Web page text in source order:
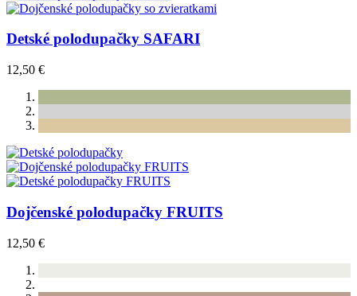
Detské polodupačky SAFARI
12,50 €
Dojčenské polodupačky FRUITS
12,50 €